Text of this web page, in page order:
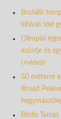
Brutális
kihívás idei
Olimpiai
ezüstje és
(+videó)
50 méterre
Broad
Bódis